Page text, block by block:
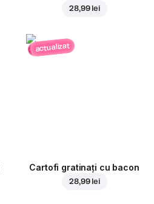
28,99 lei
actualizat
Cartofi gratinați cu bacon
28,99 lei